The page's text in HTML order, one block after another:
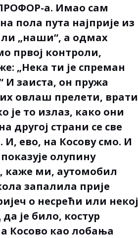
а. Имао сам
пола пута најприје из
„наши“, а одмах
првој контроли,
„Нека ти је спреман
И заиста, он пружа
овлаш прелети, врати
то излаз, како они
другој страни се све
И, ево, на Косову смо. И
олупину
каже ми, аутомобил
запалила прије
о несрећи или некој
је било, костур
Косово као лобања